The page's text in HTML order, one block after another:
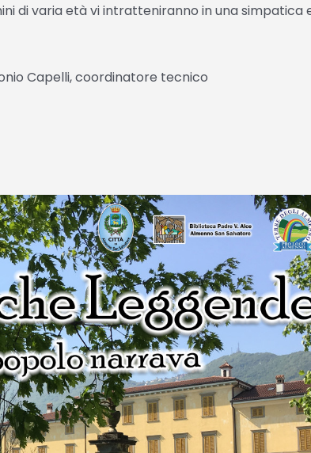
di varia età vi intratteniranno in una simpatica
Capelli, coordinatore tecnico